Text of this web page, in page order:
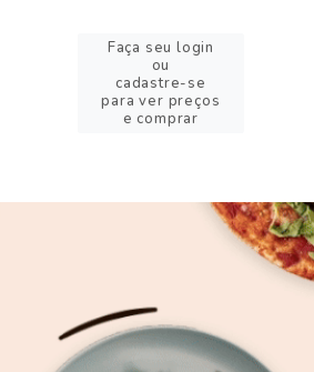
Faça seu login
ou
cadastre-se
para ver preços
e comprar